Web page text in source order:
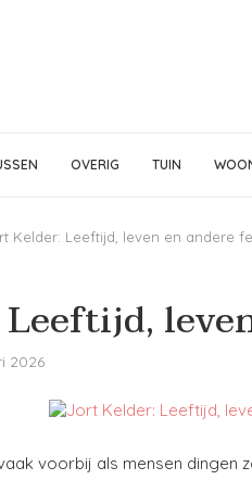
OVERIG TUIN
Kelder: Leeftijd, leven en andere
2026
voorbij als mensen dingen